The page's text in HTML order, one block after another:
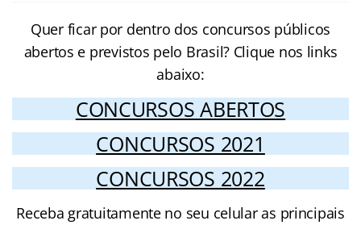
Quer ficar por dentro dos concursos públicos
abertos e previstos pelo Brasil? Clique nos links
abaixo:
CONCURSOS ABERTOS
CONCURSOS 2021
CONCURSOS 2022
Receba gratuitamente no seu celular as principais